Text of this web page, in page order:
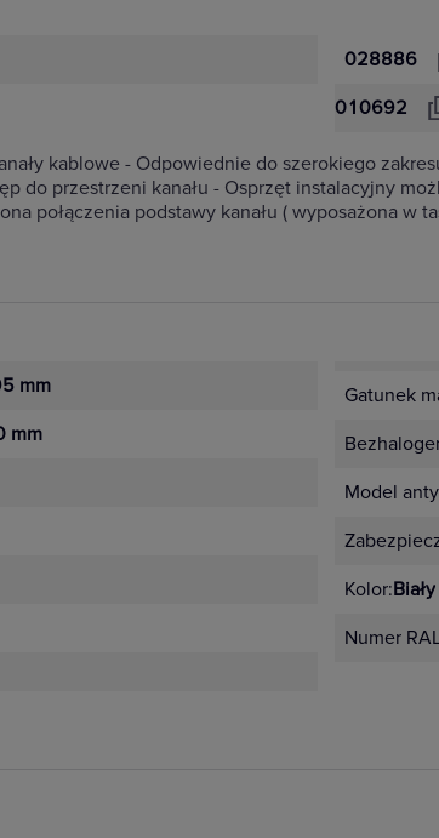
028886
010692
kablowe - Odpowiednie do szerokiego
do przestrzeni kanału - Osprzęt instalacyjny
połączenia podstawy kanału ( wyposażona w
mm
mm
Gatunek
Model
Kolor:Biały
Numer